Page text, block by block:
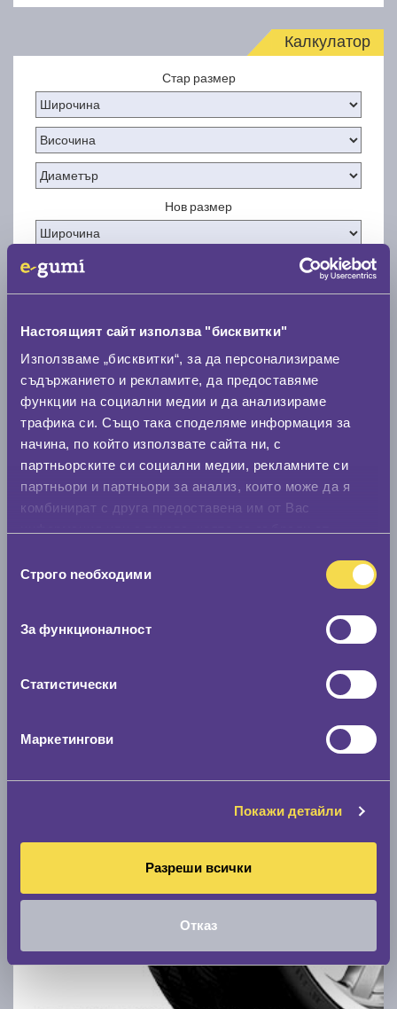
Настоящият сайт използва "бисквитки"
Използваме „бисквитки“, за да персонализираме
съдържанието и рекламите, да предоставяме
функции на социални медии и да анализираме
трафика си. Също така споделяме информация за
начина, по който използвате сайта ни, с
партньорските си социални медии, рекламните си
партньори и партньори за анализ, които може да я
комбинират с друга предоставена им от Вас
наСтрого nеобходими
За функционалност
Статистически
Маркетингови
Покажи детайли
Разреши всички
Отказ
Калкулатор
Стар размер
Нов размер
0 мм.
Нов размер
Скоростомер при 100 км/ч
По марка автомобил